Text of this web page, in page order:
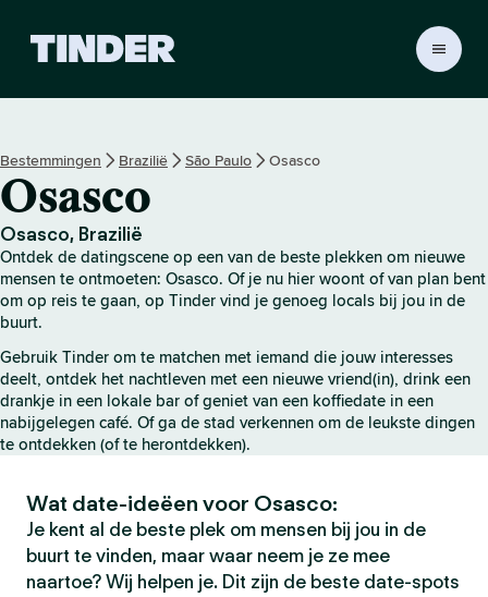
r
e
p
a
n
a
Bestemmingen Brazilië São Paulo Osasco
Osasco
Osasco, Brazilië
Ontdek de datingscene op een van de beste plekken om nieuwe
mensen te ontmoeten: Osasco. Of je nu hier woont of van plan bent
om op reis te gaan, op Tinder vind je genoeg locals bij jou in de
buurt.
Gebruik Tinder om te matchen met iemand die jouw interesses
deelt, ontdek het nachtleven met een nieuwe vriend(in), drink een
drankje in een lokale bar of geniet van een koffiedate in een
nabijgelegen café. Of ga de stad verkennen om de leukste dingen
te ontdekken (of te herontdekken).
Wat date-ideëen voor Osasco:
Je kent al de beste plek om mensen bij jou in de
buurt te vinden, maar waar neem je ze mee
naartoe? Wij helpen je. Dit zijn de beste date-spots